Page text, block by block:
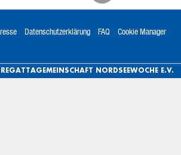
Datenschutzerklärung FAQ Cookie Manager
REGATTAGEMEINSCHAFT NORDSEEWOCHE E.V.